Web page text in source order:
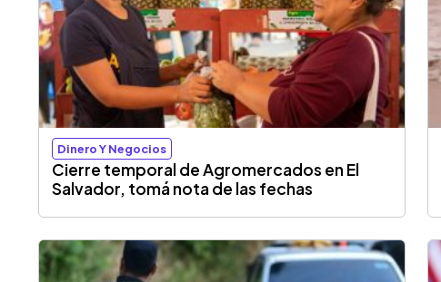
Dinero Y Negocios
Cierre temporal de Agromercados en El
Salvador, tomá nota de las fechas